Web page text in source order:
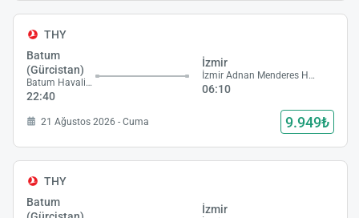
THY
Batum
(Gürcistan)
Batum Havalimanı
22:40
İzmir
İzmir Adnan Menderes Havalimanı
06:10
21 Ağustos 2026 - Cuma 9.949₺
THY
Batum
İzmir